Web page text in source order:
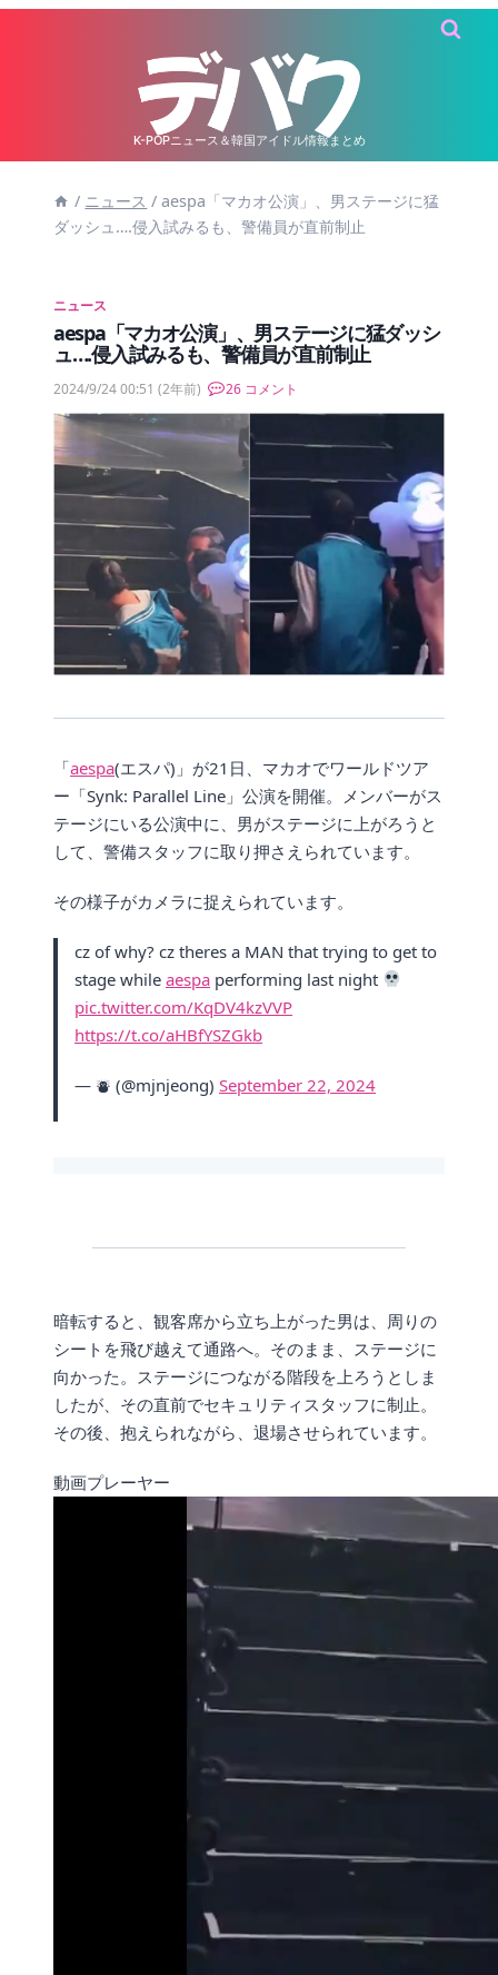
K-POPニュース＆韓国アイドル情報まとめ
/ ニュース / aespa「マカオ公演」、男ステージに猛
ダッシュ….侵入試みるも、警備員が直前制止
ニュース
aespa「マカオ公演」、男ステージに猛ダッシ
ュ….侵入試みるも、警備員が直前制止
2024/9/24 00:51 (2年前) 26 コメント
「aespa(エスパ)」が21日、マカオでワールドツア
ー「Synk: Parallel Line」公演を開催。メンバーがス
テージにいる公演中に、男がステージに上がろうと
して、警備スタッフに取り押さえられています。
その様子がカメラに捉えられています。
cz of why? cz theres a MAN that trying to get to
stage while aespa performing last night
pic.twitter.com/KqDV4kzVVP
https://t.co/aHBfYSZGkb
— ⛇ (@mjnjeong) September 22, 2024
暗転すると、観客席から立ち上がった男は、周りの
シートを飛び越えて通路へ。そのまま、ステージに
向かった。ステージにつながる階段を上ろうとしま
したが、その直前でセキュリティスタッフに制止。
その後、抱えられながら、退場させられています。
動画プレーヤー